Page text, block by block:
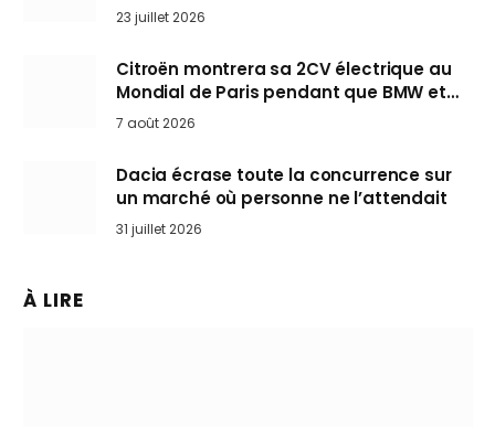
arrive en Europe cet automne
23 juillet 2026
Citroën montrera sa 2CV électrique au
Mondial de Paris pendant que BMW et
Mini désertent le salon
7 août 2026
Dacia écrase toute la concurrence sur
un marché où personne ne l’attendait
31 juillet 2026
À LIRE